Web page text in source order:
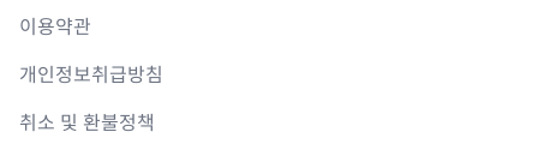
이용약관
개인정보취급방침
취소 및 환불정책